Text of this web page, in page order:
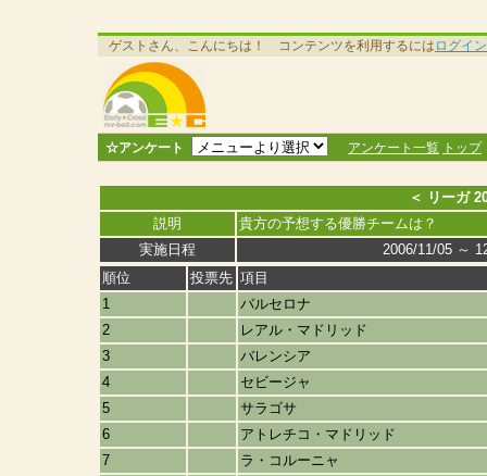
ゲストさん、こんにちは！ コンテンツを利用するには ログイン
☆アンケート アンケート一覧 トップ
＜ リーガ
説明
貴方の予想する優勝チームは？
実施日程
2006/11/05 ～
順位
投票先 項目
1
バルセロナ
2
レアル・マドリッド
3
バレンシア
4
セビージャ
5
サラゴサ
6
アトレチコ・マドリッド
7
ラ・コルーニャ